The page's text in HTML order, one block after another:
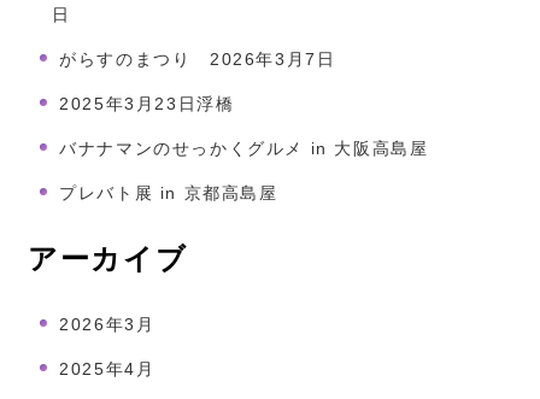
日
がらすのまつり 2026年3月7日
2025年3月23日浮橋
バナナマンのせっかくグルメ in 大阪高島屋
プレバト展 in 京都高島屋
アーカイブ
2026年3月
2025年4月